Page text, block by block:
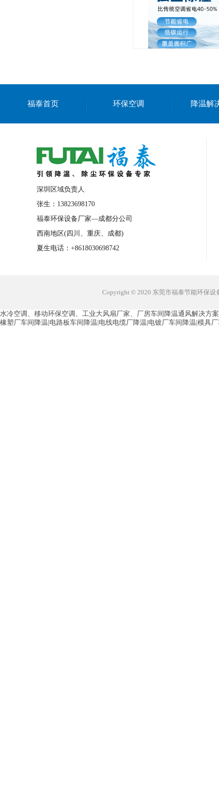
湖北
福泰首页 环保空调 降温解
深圳区域负责人
张生：13823698170
福泰环保设备厂家—成都分公司
西南地区(四川、重庆、成都)
夏生电话：+8618030698742
Copyright © 2020 东莞市福泰节能环保设
水冷空调、移动环保空调、工业大风扇厂家、厂房车间降温通风解决方
橡塑厂车间降温|电路板车间降温|电线电缆厂降温|电镀厂车间降温|模具